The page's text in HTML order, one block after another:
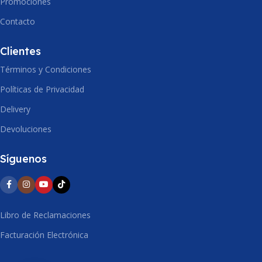
ALTO
Contacto
Clientes
Términos y Condiciones
Políticas de Privacidad
Delivery
Devoluciones
Síguenos
Libro de Reclamaciones
Facturación Electrónica